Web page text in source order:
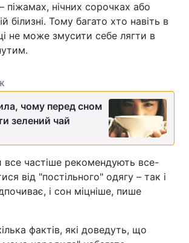
піжамах, нічних сорочках або
білизні. Тому багато хто навіть в
не може змусити себе лягти в
чому перед сном
зелений чай
частіше рекомендують все-
від "постільного" одягу – так і
і сон міцніше, пише
фактів, які доведуть, що